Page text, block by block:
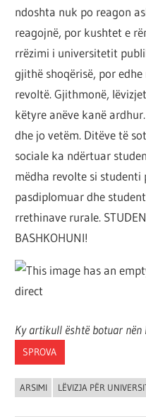
ndoshta nuk po reagon
reagojnë, por kushtet e
rrëzimi i universitetit
gjithë shoqërisë, por
revoltë. Gjithmonë,
këtyre anëve kanë
dhe jo vetëm. Ditëve të
sociale ka ndërtuar
mëdha revolte si
pasdiplomuar dhe
rrethinave rurale.
BASHKOHUNI!
Ky artikull është botuar nën
SPROVA
ARSIMI LËVIZJA PËR